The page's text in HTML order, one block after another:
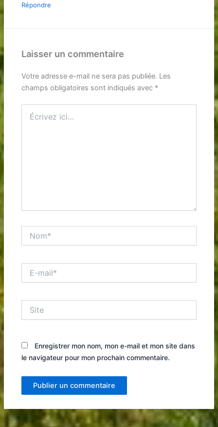
Répondre
Laisser un commentaire
Votre adresse e-mail ne sera pas publiée. Les
champs obligatoires sont indiqués avec *
ici…
mail*
Enregistrer mon nom, mon e-mail et mon site dans
le navigateur pour mon prochain commentaire.